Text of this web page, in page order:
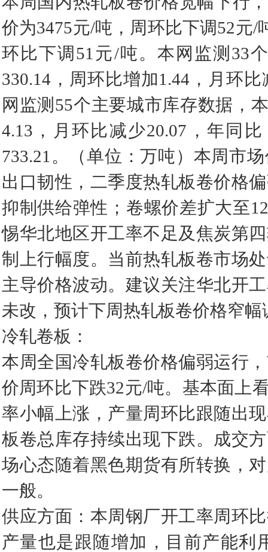
价为3475元/吨，周环比下调52元/
环比下调51元/吨。本网监测33
330.14，周环比增加1.44，月环
网监测55个主要城市库存数据，
4.13，月环比减少20.07，年同
733.21。（单位：万吨）本周市
出口韧性，二季度热轧板卷价格
抑制供给弹性；卷螺价差扩大至
惕华北地区开工率不足及焦炭第
制上行幅度。当前热轧板卷市场
主导价格波动。建议关注华北开
未改，预计下周热轧板卷价格窄幅
冷轧卷板：
本周全国冷轧板卷价格偏弱运行
价周环比下跌32元/吨。基本面上
率小幅上涨，产量周环比跟随出
板卷总库存持续出现下跌。成交
场心态随着黑色期货有所转换，
一般。
供应方面：本周钢厂开工率周环
产量也是跟随增加，目前产能利